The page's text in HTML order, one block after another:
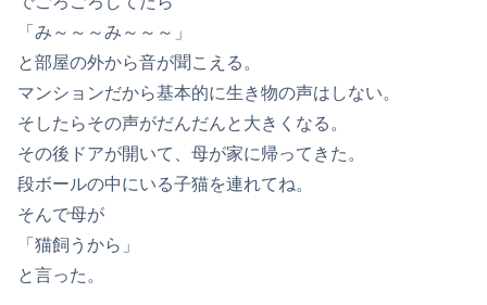
「み～～～み～～～」
と部屋の外から音が聞こえる。
マンションだから基本的に生き物の声はしない。
そしたらその声がだんだんと大きくなる。
その後ドアが開いて、母が家に帰ってきた。
段ボールの中にいる子猫を連れてね。
そんで母が
「猫飼うから」
と言った。